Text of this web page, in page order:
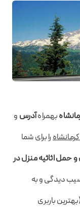
بهمراهآدرس و
را برای شما
حمل اثاثیه منزل در
دیدگی و به
باربری